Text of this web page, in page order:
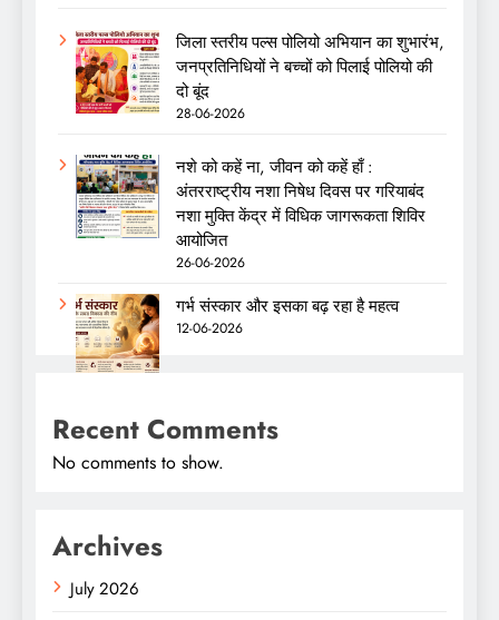
जिला स्तरीय पल्स पोलियो अभियान का शुभारंभ,
जनप्रतिनिधियों ने बच्चों को पिलाई पोलियो की
दो बूंद
28-06-2026
नशे को कहें ना, जीवन को कहें हाँ :
अंतरराष्ट्रीय नशा निषेध दिवस पर गरियाबंद
नशा मुक्ति केंद्र में विधिक जागरूकता शिविर
आयोजित
26-06-2026
गर्भ संस्कार और इसका बढ़ रहा है महत्व
12-06-2026
Recent Comments
No comments to show.
Archives
July 2026